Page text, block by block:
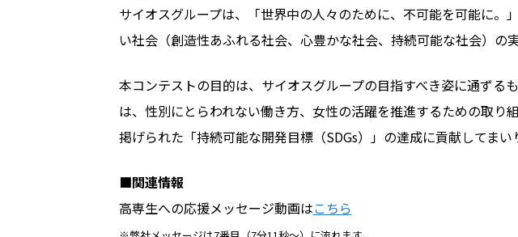
サイオスグループは、「世界中の人々のために、不可能を可能に
い社会（創造性あふれる社会、心豊かな社会、持続可能な社会）の
本コンテストの目的は、サイオスグループの目指すべき姿に通ず
は、性別にとらわれない働き方、女性の活躍を推進するための取
掲げられた「持続可能な開発目標（SDGs）」の達成に貢献してまい
■関連情報
高専生への応援メッセージ動画はこちら